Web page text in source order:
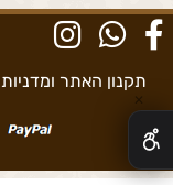
תקנון האתר ומדניות
✕